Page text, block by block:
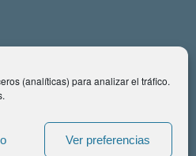
(analíticas) para analizar el tráfico.
Ver preferencias